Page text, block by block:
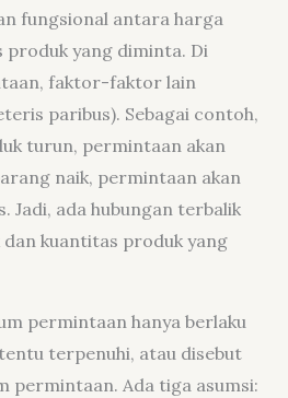
fungsional antara harga
yang diminta. Di
faktor-faktor lain
paribus). Sebagai contoh,
turun, permintaan akan
naik, permintaan akan
Jadi, ada hubungan terbalik
kuantitas produk yang
permintaan hanya berlaku
terpenuhi, atau disebut
permintaan. Ada tiga asumsi: